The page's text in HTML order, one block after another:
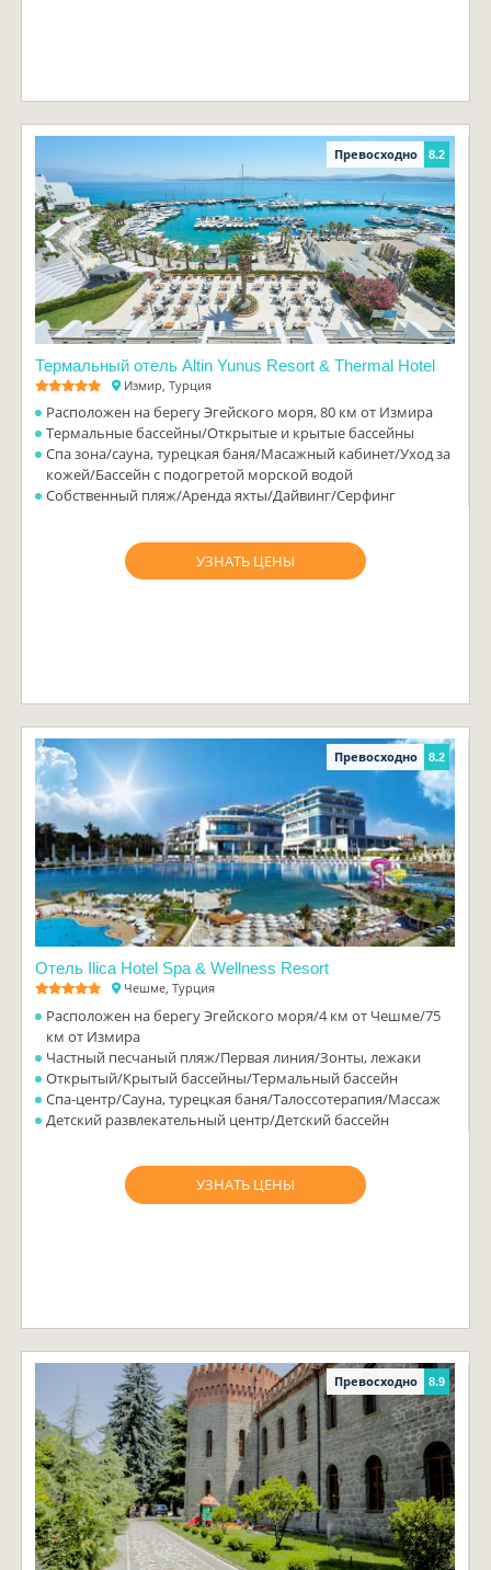
Превосходно 8.2
Термальный отель Altin Yunus Resort & Thermal Hotel
Измир, Турция
Расположен на берегу Эгейского моря, 80 км от Измира
Термальные бассейны/Открытые и крытые бассейны
Спа зона/сауна, турецкая баня/Масажный кабинет/Уход за
кожей/Бассейн с подогретой морской водой
Собственный пляж/Аренда яхты/Дайвинг/Серфинг
УЗНАТЬ ЦЕНЫ
Превосходно 8.2
Отель Ilica Hotel Spa & Wellness Resort
Чешме, Турция
Расположен на берегу Эгейского моря/4 км от Чешме/75
км от Измира
Частный песчаный пляж/Первая линия/Зонты, лежаки
Открытый/Крытый бассейны/Термальный бассейн
Спа-центр/Сауна, турецкая баня/Талоссотерапия/Массаж
Детский развлекательный центр/Детский бассейн
УЗНАТЬ ЦЕНЫ
Превосходно 8.9